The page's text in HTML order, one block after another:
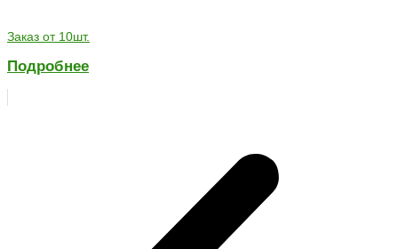
Заказ от 10шт.
Подробнее